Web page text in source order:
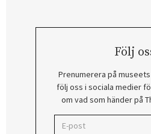
Följ
Prenumerera på
följ oss i sociala medier
om vad som händer på